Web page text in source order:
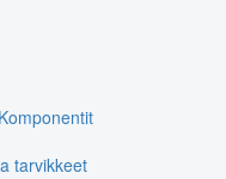
tarvikkeet